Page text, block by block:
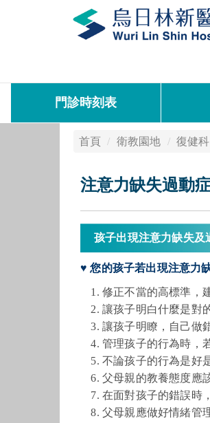
門診時刻表
首頁 衛教園地 復健科
注意力缺失過動
孩子出現注意力缺失及
♥ 您的孩子若出現注意力
修正不當的高標準，
讓孩子明白什麼是對
讓孩子明瞭，自己做
管理孩子的行為時，
不論孩子的行為是好
父母親的教養態度應
在面對孩子的錯誤時
父母親應做好情緒管